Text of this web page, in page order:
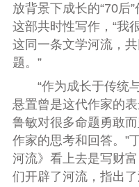
放背景下成长的“70后
这部共时性写作，“我
这同一条文学河流，
题。”
“作为成长于传统与
悬置曾是这代作家的
鲁敏对很多命题勇敢
作家的思考和回答。”
河流》看上去是写财
们开辟了河流，指出